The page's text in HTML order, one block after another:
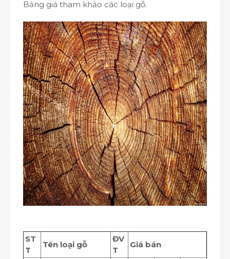
Bảng giá tham khảo các loại gỗ.
ST
T
Tên loại gỗ
ĐV
T
Giá bán